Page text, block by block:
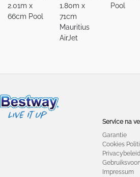
2.01m x
66cm Pool
1.80m x
71cm
Mauritius
AirJet
Pool
Service na
Garantie
Cookies
Privacybeleid
Impressum